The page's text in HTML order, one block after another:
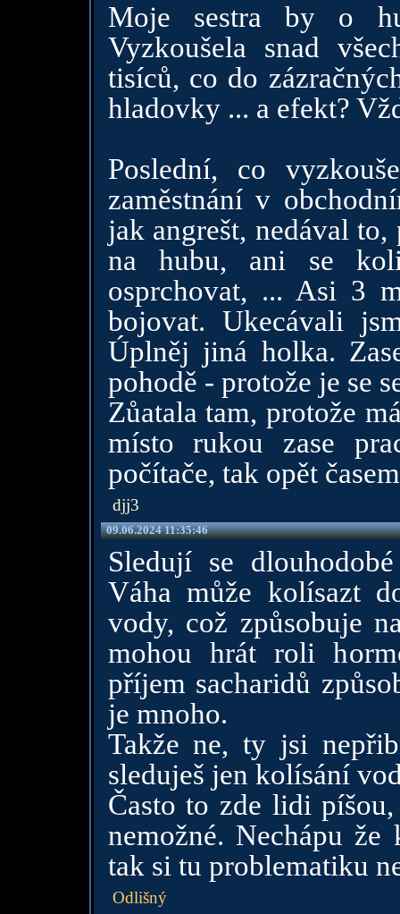
Moje sestra by o
Vyzkoušela snad
tisíců, co do
hladovky ... a efekt?
Poslední, co
zaměstnání v
jak angrešt, nedával
na hubu, ani se
osprchovat, ... Asi 3
bojovat. Ukecávali
Úplněj jiná holka.
pohodě - protože je se
Zůatala tam, protože
místo rukou zase
počítače, tak opět
djj3
09.06.2024 11:35:46
Sledují se
Váha může kolísazt
vody, což způsobuje
mohou hrát roli
příjem sacharidů
je mnoho.
Takže ne, ty jsi
sleduješ jen kolísání
Často to zde lidi
nemožné. Nechápu
tak si tu problematiku
Odlišný